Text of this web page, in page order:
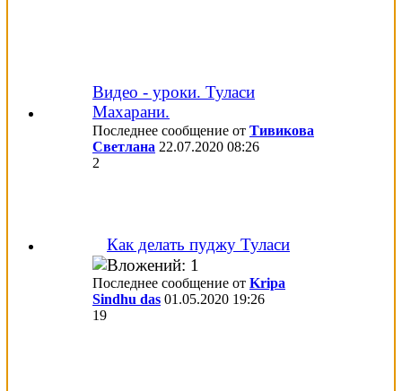
Видео - уроки. Туласи
Махарани.
Последнее сообщение от Тивикова
Светлана 22.07.2020 08:26
2
Как делать пуджу Туласи
Последнее сообщение от Kripa
Sindhu das 01.05.2020 19:26
19